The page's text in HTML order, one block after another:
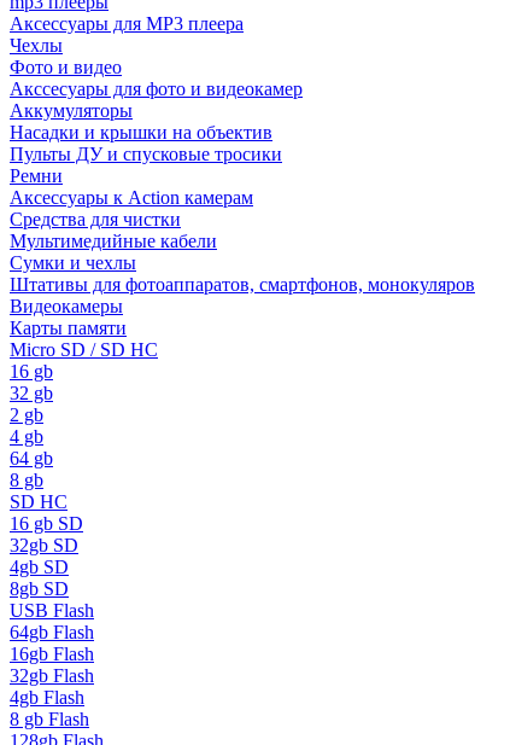
Аксессуары для MP3 плеера
Чехлы
Фото и видео
Акссесуары для фото и видеокамер
Аккумуляторы
Насадки и крышки на объектив
Пульты ДУ и спусковые тросики
Ремни
Аксессуары к Action камерам
Средства для чистки
Мультимедийные кабели
Сумки и чехлы
Штативы для фотоаппаратов, смартфонов, монокуляров
Видеокамеры
Карты памяти
Micro SD / SD HC
16 gb
32 gb
2 gb
4 gb
64 gb
8 gb
SD HC
16 gb SD
32gb SD
4gb SD
8gb SD
USB Flash
64gb Flash
16gb Flash
32gb Flash
4gb Flash
8 gb Flash
128gb Flash